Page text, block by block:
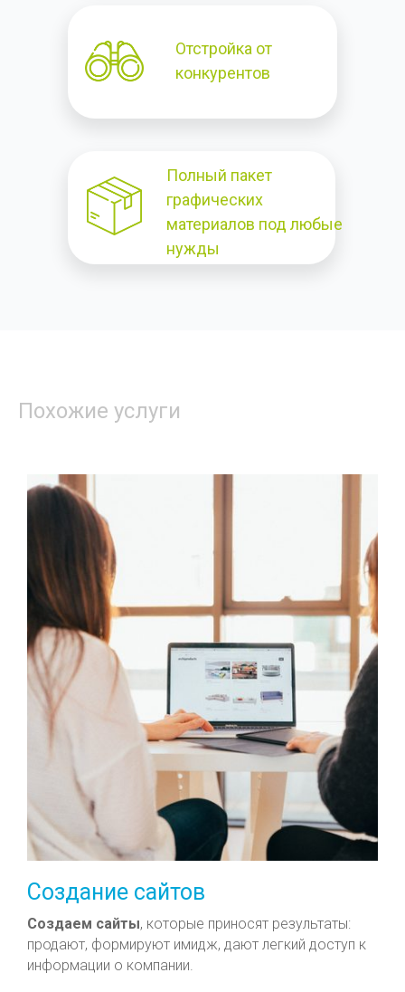
Отстройка от
конкурентов
Полный пакет
графических
материалов под любые
нужды
Похожие услуги
Создание сайтов
Создаем сайты, которые приносят результаты:
продают, формируют имидж, дают легкий доступ к
информации о компании.